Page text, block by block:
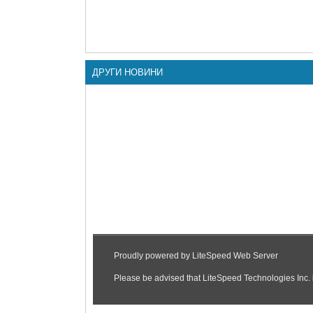
ДРУГИ НОВИНИ